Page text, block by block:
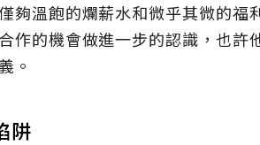
夠溫飽的爛薪水和微乎其微的福
作的機會做進一步的認識，也許
。
阱